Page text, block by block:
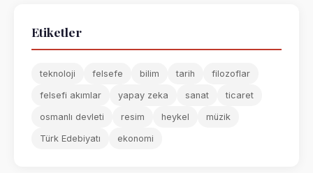
Etiketler
teknoloji felsefe bilim tarih filozoflar
felsefi akımlar yapay zeka sanat ticaret
osmanlı devleti resim heykel müzik
Türk Edebiyatı ekonomi